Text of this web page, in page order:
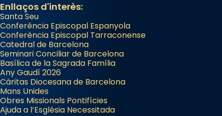
Enllaços d'interès:
Santa Seu
Conferència Episcopal Espanyola
Conferència Episcopal Tarraconense
Catedral de Barcelona
Seminari Conciliar de Barcelona
Basílica de la Sagrada Família
Any Gaudí 2026
Càritas Diocesana de Barcelona
Mans Unides
Obres Missionals Pontifícies
Ajuda a l’Església Necessitada